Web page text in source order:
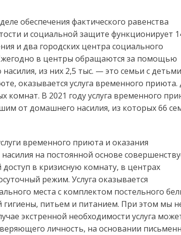
обеспечения фактического равенства
и социальной защите функционирует
и два городских центра социального
в центры обращаются за помощью
из них 2,5 тыс. — это семьи с
оказывается услуга временного приюта.
комнат. В 2021 году услуга временного
от домашнего насилия, из которых 66
временного приюта и оказания
на постоянной основе
доступ в кризисную комнату, в центрах
режим. Услуга оказывается
места с комплектом постельного
гигиены, питьем и питанием. При этом мы
экстренной необходимости услуга
личность, на основании